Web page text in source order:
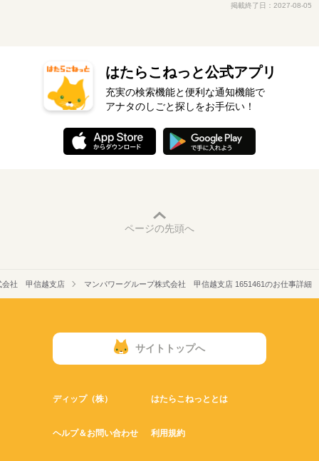
掲載終了日：2027-08-05
はたらこねっと公式アプリ
充実の検索機能と便利な通知機能で
アナタのしごと探しをお手伝い！
ページの先頭へ
会社 甲信越支店 マンパワーグループ株式会社 甲信越支店 1651461のお仕事詳細
サイトトップへ
ディップ（株） はたらこねっととは
ヘルプ＆お問い合わせ 利用規約